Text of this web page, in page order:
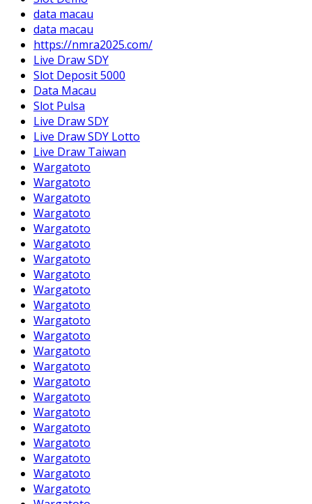
data macau
data macau
https://nmra2025.com/
Live Draw SDY
Slot Deposit 5000
Data Macau
Slot Pulsa
Live Draw SDY
Live Draw SDY Lotto
Live Draw Taiwan
Wargatoto
Wargatoto
Wargatoto
Wargatoto
Wargatoto
Wargatoto
Wargatoto
Wargatoto
Wargatoto
Wargatoto
Wargatoto
Wargatoto
Wargatoto
Wargatoto
Wargatoto
Wargatoto
Wargatoto
Wargatoto
Wargatoto
Wargatoto
Wargatoto
Wargatoto